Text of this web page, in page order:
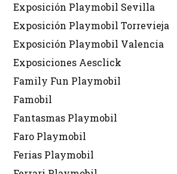
Exposición Playmobil Sevilla
Exposición Playmobil Torrevieja
Exposición Playmobil Valencia
Exposiciones Aesclick
Family Fun Playmobil
Famobil
Fantasmas Playmobil
Faro Playmobil
Ferias Playmobil